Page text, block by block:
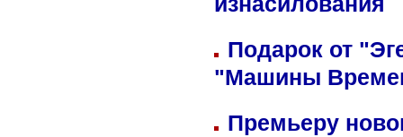
изнасилования
Подарок от
"Машины
Премьеру